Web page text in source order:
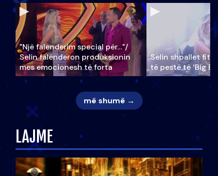
"Një falenderim special për…"/
Selin falënderon produksionin
mes emocionesh të forta
Selin shpallet
të pestë të ‘Big
më shumë →
LAJME